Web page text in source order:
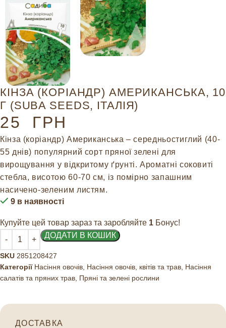
КІНЗА (КОРІАНДР) АМЕРИКАНСЬКА, 10
Г (SUBA SEEDS, ІТАЛІЯ)
25 ГРН
Кінза (коріандр) Американська – середньостиглий (40-
55 днів) популярний сорт пряної зелені для
вирощування у відкритому ґрунті. Ароматні соковиті
стебла, висотою 60-70 см, із помірно запашним
насичено-зеленим листям.
9 в наявності
Купуйте цей товар зараз та заробляйте 1 Бонус!
ДОДАТИ В КОШИК
SKU 2851208427
Категорії Насіння овочів Насіння овочів, квітів та трав Насіння
салатів та пряних трав Пряні та зелені рослини
ДОСТАВКА